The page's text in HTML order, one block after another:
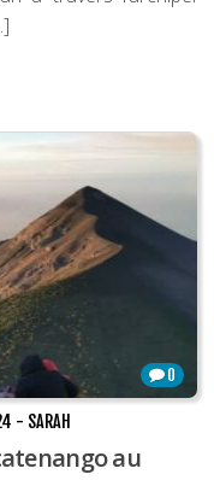
0
- SARAH
au